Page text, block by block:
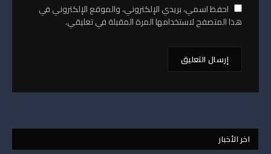
احفظ اسمي، بريدي الإلكتروني، والموقع الإلكتروني في
هذا المتصفح لاستخدامها المرة المقبلة في تعليقي.
اخر الأخبار